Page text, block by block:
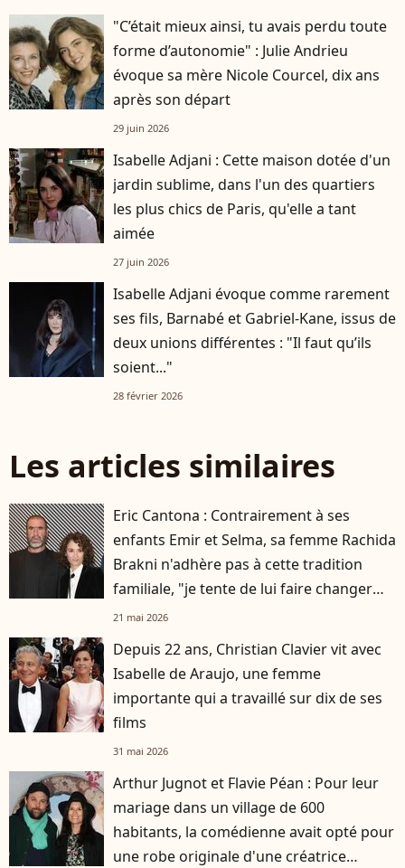
"C’était mieux ainsi, tu avais perdu toute
forme d’autonomie" : Julie Andrieu
évoque sa mère Nicole Courcel, dix ans
après son départ
29 juin 2026
Isabelle Adjani : Cette maison dotée d'un
jardin sublime, dans l'un des quartiers
les plus chics de Paris, qu'elle a tant
aimée
27 juin 2026
Isabelle Adjani évoque comme rarement
ses fils, Barnabé et Gabriel-Kane, issus de
deux unions différentes : "Il faut qu’ils
soient..."
28 février 2026
Les articles similaires
Eric Cantona : Contrairement à ses
enfants Emir et Selma, sa femme Rachida
Brakni n'adhère pas à cette tradition
familiale, "je tente de lui faire changer
d'avis"
21 mai 2026
Depuis 22 ans, Christian Clavier vit avec
Isabelle de Araujo, une femme
importante qui a travaillé sur dix de ses
films
31 mai 2026
Arthur Jugnot et Flavie Péan : Pour leur
mariage dans un village de 600
habitants, la comédienne avait opté pour
une robe originale d'une créatrice